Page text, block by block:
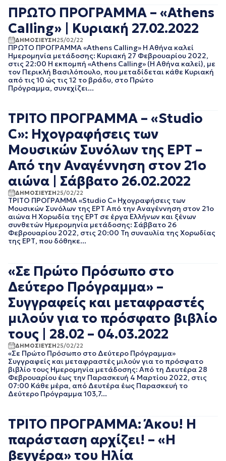
ΑΥΓΟΥΣΤΟΣ 2023
ΙΟΥΛΙΟΣ 2023
ΙΟΥΝΙΟΣ 2023
ΜΑΙΟΣ 2023
ΑΠΡΙΛΙΟΣ 2023
ΜΑΡΤΙΟΣ 2023
ΦΕΒΡΟΥΑΡΙΟΣ 2023
ΙΑΝΟΥΑΡΙΟΣ 2023
ΟΚΤΩΒΡΙΟΣ 2022
ΣΕΠΤΕΜΒΡΙΟΣ 2022
ΑΥΓΟΥΣΤΟΣ 2022
ΙΟΥΛΙΟΣ 2022
ΙΟΥΝΙΟΣ 2022
ΜΑΙΟΣ 2022
ΑΠΡΙΛΙΟΣ 2022
ΦΕΒΡΟΥΑΡΙΟΣ 2022
ΙΑΝΟΥΑΡΙΟΣ 2022
ΔΕΚΕΜΒΡΙΟΣ 2021
ΝΟΕΜΒΡΙΟΣ 2021
ΑΥΓΟΥΣΤΟΣ 2021
ΙΟΥΛΙΟΣ 2021
ΙΟΥΝΙΟΣ 2021
ΜΑΙΟΣ 2021
ΑΠΡΙΛΙΟΣ 2021
ΜΑΡΤΙΟΣ 2021
ΦΕΒΡΟΥΑΡΙΟΣ 2021
ΔΕΚΕΜΒΡΙΟΣ 2020
ΝΟΕΜΒΡΙΟΣ 2020
ΟΚΤΩΒΡΙΟΣ 2020
ΣΕΠΤΕΜΒΡΙΟΣ 2020
ΑΥΓΟΥΣΤΟΣ 2020
ΜΑΙΟΣ 2020
ΑΠΡΙΛΙΟΣ 2020
ΜΑΡΤΙΟΣ 2020
ΦΕΒΡΟΥΑΡΙΟΣ 2020
ΠΡΩΤΟ ΠΡΟΓΡΑΜΜΑ – «Athens
Calling» | Κυριακή 27.02.2022
ΔΗΜΟΣΙΕΥΣΗ25/02/22
ΠΡΩΤΟ ΠΡΟΓΡΑΜΜΑ «Athens Calling» Η Αθήνα καλεί
Ημερομηνία μετάδοσης: Κυριακή 27 Φεβρουαρίου 2022,
στις 22:00 Η εκπομπή «Athens Calling» (Η Αθήνα καλεί), με
τον Περικλή Βασιλόπουλο, που μεταδίδεται κάθε Κυριακή
από τις 10 ώς τις 12 το βράδυ, στο Πρώτο
Πρόγραμμα, συνεχίζει...
ΤΡΙΤΟ ΠΡΟΓΡΑΜΜΑ – «Studio
C»: Ηχογραφήσεις των
Μουσικών Συνόλων της ΕΡΤ –
Από την Αναγέννηση στον 21ο
αιώνα | Σάββατο 26.02.2022
ΔΗΜΟΣΙΕΥΣΗ25/02/22
ΤΡΙΤΟ ΠΡΟΓΡΑΜΜΑ «Studio C» Ηχογραφήσεις των
Μουσικών Συνόλων της ΕΡΤ Από την Αναγέννηση στον 21ο
αιώνα Η Χορωδία της ΕΡΤ σε έργα Ελλήνων και ξένων
συνθετών Ημερομηνία μετάδοσης: Σάββατο 26
Φεβρουαρίου 2022, στις 20:00 Τη συναυλία της Χορωδίας
της ΕΡΤ, που δόθηκε...
«Σε Πρώτο Πρόσωπο στο
Δεύτερο Πρόγραμμα» –
Συγγραφείς και μεταφραστές
μιλούν για το πρόσφατο βιβλίο
τους | 28.02 – 04.03.2022
ΔΗΜΟΣΙΕΥΣΗ25/02/22
«Σε Πρώτο Πρόσωπο στο Δεύτερο Πρόγραμμα»
Συγγραφείς και μεταφραστές μιλούν για το πρόσφατο
βιβλίο τους Ημερομηνία μετάδοσης: Από τη Δευτέρα 28
Φεβρουαρίου έως την Παρασκευή 4 Μαρτίου 2022, στις
07:00 Κάθε μέρα, από Δευτέρα έως Παρασκευή το
Δεύτερο Πρόγραμμα 103,7...
ΤΡΙΤΟ ΠΡΟΓΡΑΜΜΑ: Άκου! Η
παράσταση αρχίζει! – «Η
βεγγέρα» του Ηλία